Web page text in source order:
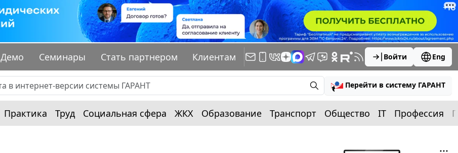
Демо Семинары Стать партнером Клиентам Войти Eng
Перейти в систему ГАРАНТ
Практика Труд Социальная сфера ЖКХ Образование Транспорт Общество IT Профессия